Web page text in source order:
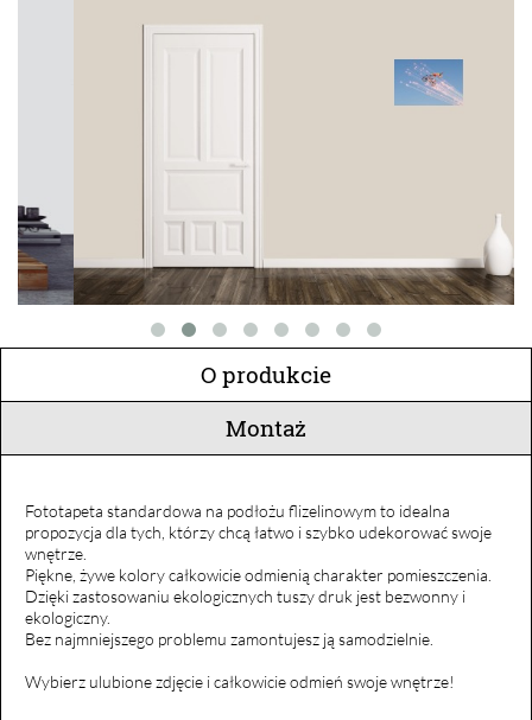
O produkcie
Montaż
Fototapeta standardowa na podłożu flizelinowym to idealna
propozycja dla tych, którzy chcą łatwo i szybko udekorować swoje
wnętrze.
Piękne, żywe kolory całkowicie odmienią charakter pomieszczenia.
Dzięki zastosowaniu ekologicznych tuszy druk jest bezwonny i
ekologiczny.
Bez najmniejszego problemu zamontujesz ją samodzielnie.
Wybierz ulubione zdjęcie i całkowicie odmień swoje wnętrze!